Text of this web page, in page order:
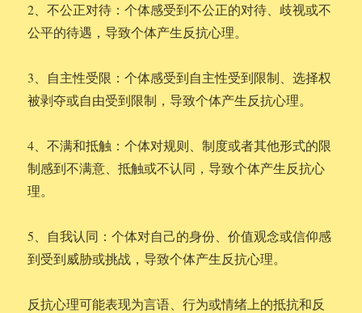
2、不公正对待：个体感受到不公正的对待、歧视或不
公平的待遇，导致个体产生反抗心理。
3、自主性受限：个体感受到自主性受到限制、选择权
被剥夺或自由受到限制，导致个体产生反抗心理。
4、不满和抵触：个体对规则、制度或者其他形式的限
制感到不满意、抵触或不认同，导致个体产生反抗心
理。
5、自我认同：个体对自己的身份、价值观念或信仰感
到受到威胁或挑战，导致个体产生反抗心理。
反抗心理可能表现为言语、行为或情绪上的抵抗和反